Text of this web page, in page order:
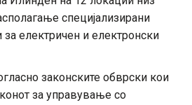
специјализирани
за електричен и електронски
законските обврски кои
за управување со